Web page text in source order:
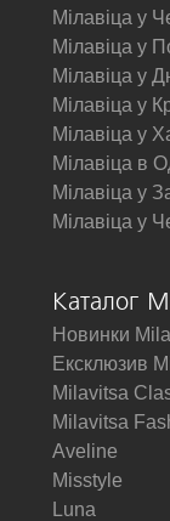
Мілавіца у
Мілавіца у
Мілавіца у
Мілавіца у
Мілавіца у
Мілавіца в
Мілавіца у
Мілавіца у
Каталог
Новинки
Ексклюзив
Milavitsa
Milavitsa
Aveline
Misstyle
Luna